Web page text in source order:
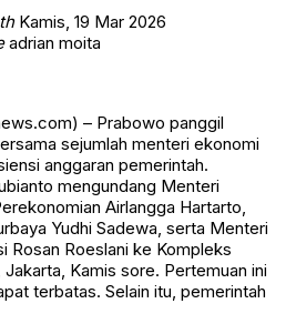
Kamis, 19 Mar 2026
adrian moita
– Prabowo panggil
sejumlah menteri ekonomi
anggaran pemerintah.
mengundang Menteri
Airlangga Hartarto,
Yudhi Sadewa, serta Menteri
Rosan Roeslani ke Kompleks
Kamis sore. Pertemuan ini
terbatas. Selain itu, pemerintah